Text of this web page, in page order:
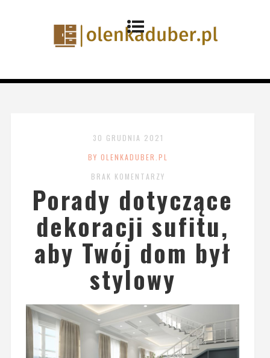
30 GRUDNIA 2021
BY OLENKADUBER.PL
BRAK KOMENTARZY
Porady dotyczące
dekoracji sufitu,
aby Twój dom był
stylowy